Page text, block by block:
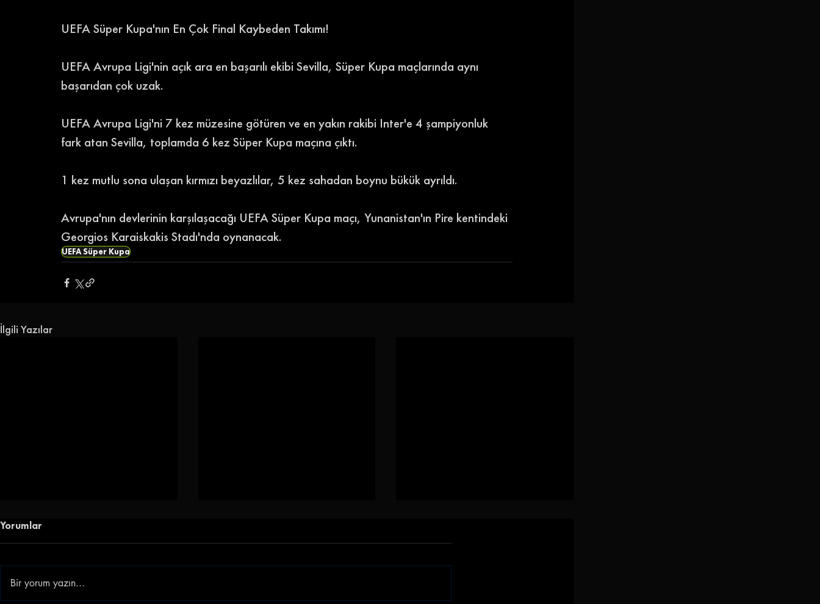
UEFA Süper Kupa'nın En Çok Final Kaybeden Takımı!
UEFA Avrupa Ligi'nin açık ara en başarılı ekibi Sevilla, Süper Kupa maçlarında aynı
başarıdan çok uzak.
UEFA Avrupa Ligi'ni 7 kez müzesine götüren ve en yakın rakibi Inter'e 4 şampiyonluk
fark atan Sevilla, toplamda 6 kez Süper Kupa maçına çıktı.
1 kez mutlu sona ulaşan kırmızı beyazlılar, 5 kez sahadan boynu bükük ayrıldı.
Avrupa'nın devlerinin karşılaşacağı UEFA Süper Kupa maçı, Yunanistan'ın Pire kentindeki
Georgios Karaiskakis Stadı'nda oynanacak.
UEFA Süper Kupa
İlgili Yazılar
Yorumlar
Bir yorum yazın...